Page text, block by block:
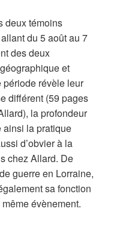
deux témoins
du 5 août au 7
des deux
et
révèle leur
différent (59 pages
la profondeur
ainsi la pratique
d’obvier à la
chez Allard. De
guerre en Lorraine,
sa fonction
évènement.